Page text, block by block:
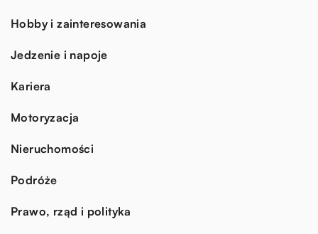
Hobby i zainteresowania
Jedzenie i napoje
Kariera
Motoryzacja
Nieruchomości
Podróże
Prawo, rząd i polityka